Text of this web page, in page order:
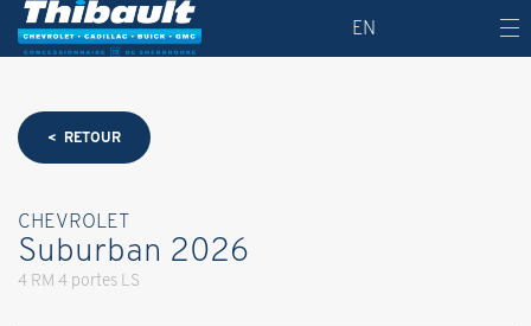
EN
< RETOUR
CHEVROLET
Suburban 2026
4 RM 4 portes LS